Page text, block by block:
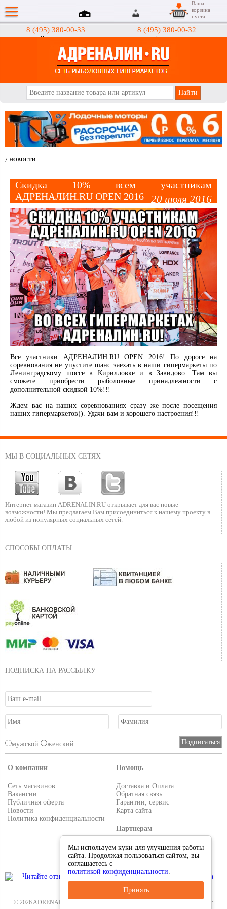
8 (495) 380-00-33
Интернет-магазин
8 (495) 380-00-32
Гипермаркеты
Ваша
корзина
пуста
/ НОВОСТИ
Скидка 10% всем участникам
АДРЕНАЛИН.RU OPEN 2016
20 июля 2016
Все участники АДРЕНАЛИН.RU OPEN 2016! По дороге на
соревнования не упустите шанс заехать в наши гипермаркеты по
Ленинградскому шоссе в Кирилловке и в Завидово. Там вы
сможете приобрести рыболовные принадлежности с
дополнительной скидкой 10%!!!
Ждем вас на наших соревнованиях сразу же после посещения
наших гипермаркетов)). Удачи вам и хорошего настроения!!!
МЫ В СОЦИАЛЬНЫХ СЕТЯХ
Интернет магазин ADRENALIN.RU открывает для вас новые
возможности! Мы предлагаем Вам присоединиться к нашему проекту в
любой из популярных социальных сетей.
СПОСОБЫ ОПЛАТЫ
ПОДПИСКА НА РАССЫЛКУ
мужской женский
О компании
Сеть магазинов
Вакансии
Публичная оферта
Новости
Политика конфиденциальности
Помощь
Доставка и Оплата
Обратная связь
Гарантии, сервис
Карта сайта
Партнерам
Условия работы
Реквизиты
© 2026 ADRENALIN.RU-интернет магазин. Все для туризма и рыбалки. Тел.:
Мы используем куки для улучшения работы
сайта. Продолжая пользоваться сайтом, вы
соглашаетесь с
политикой конфиденциальности.
Принять